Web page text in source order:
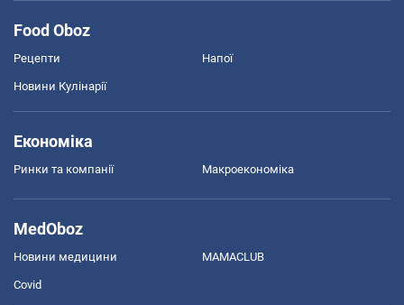
Food Oboz
Рецепти Напої
Новини Кулінарії
Економіка
Ринки та компанії Макроекономіка
MedOboz
Новини медицини MAMACLUB
Covid